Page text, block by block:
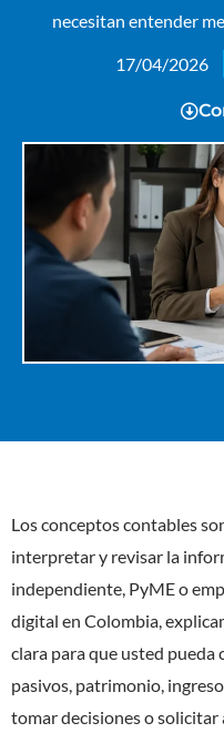
necesitan entender
17/04/2026
Los conceptos contables
interpretar y revisar la
independiente, PyME o
digital en Colombia,
clara para que usted pueda
pasivos, patrimonio,
tomar decisiones o